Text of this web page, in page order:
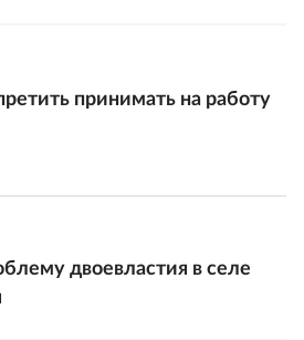
принимать на работу
двоевластия в селе